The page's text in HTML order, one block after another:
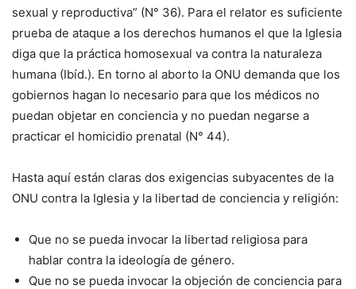
sexual y reproductiva” (N° 36). Para el relator es suficiente
prueba de ataque a los derechos humanos el que la Iglesia
diga que la práctica homosexual va contra la naturaleza
humana (Ibíd.). En torno al aborto la ONU demanda que los
gobiernos hagan lo necesario para que los médicos no
puedan objetar en conciencia y no puedan negarse a
practicar el homicidio prenatal (N° 44).
Hasta aquí están claras dos exigencias subyacentes de la
ONU contra la Iglesia y la libertad de conciencia y religión:
Que no se pueda invocar la libertad religiosa para
hablar contra la ideología de género.
Que no se pueda invocar la objeción de conciencia para